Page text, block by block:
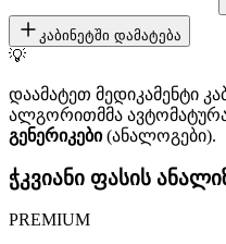
კაბინეტში დამატება
💡
დაამატეთ მედიკამენტი
ალგორითმმა
გენერიკები(ანალოგები).
ჭკვიანი ფასის
PREMIUM